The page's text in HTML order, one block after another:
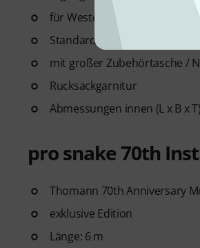
für Western-Gitarre
Standard-Ausführung
mit großer Zubehörtasche /
Rucksackgarnitur
Abmessungen innen (L x B x
pro snake 70th
Thomann 70th Anniversary
exklusive Edition
Länge: 6 m